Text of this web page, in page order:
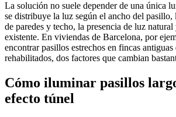
La solución no suele depender de una única
se distribuye la luz según el ancho del
de paredes y techo, la presencia de luz
existente. En viviendas de Barcelona, por
encontrar pasillos estrechos en fincas
rehabilitados, dos factores que cambian
Cómo iluminar pasillos
efecto túnel